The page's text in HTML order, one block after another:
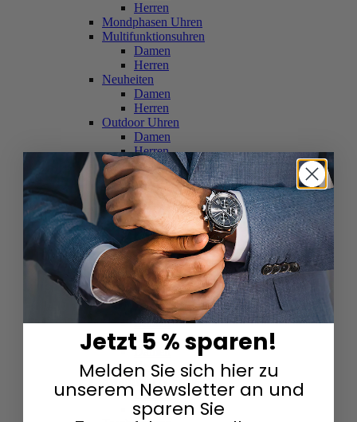
Herren
Mondphasen Uhren
Multifunktionsuhren
Damen
Herren
Neuheiten
Damen
Herren
Outdoor Uhren
Damen
Herren
Schweizer Uhren
Damen
Herren
Skelettuhren
Damen
Herren
Smartwatches
Damen
Herren
Solaruhren
Herren
Damen
Sportuhren
Damen
Herren
Swarovski & Edelsteine
Damen
Herren
Jetzt 5 % sparen!
Melden Sie sich hier zu
unserem Newsletter an und
sparen Sie